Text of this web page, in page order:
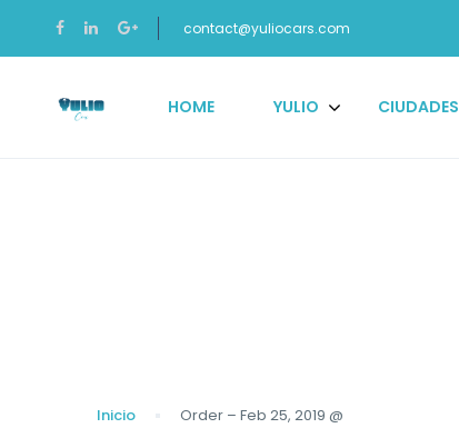
contact@yuliocars.com
HOME YULIO CIUDADES
Inicio Order – Feb 25, 2019 @